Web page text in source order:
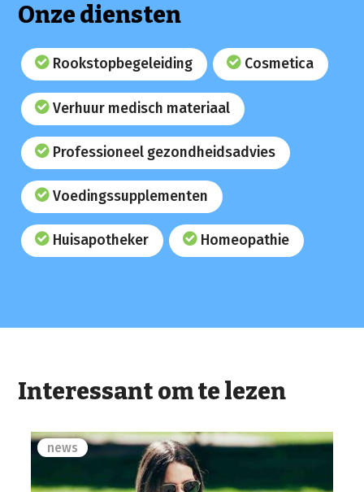
Onze diensten
Rookstopbegeleiding Cosmetica
Verhuur medisch materiaal
Professioneel gezondheidsadvies
Voedingssupplementen
Huisapotheker Homeopathie
Interessant om te lezen
news